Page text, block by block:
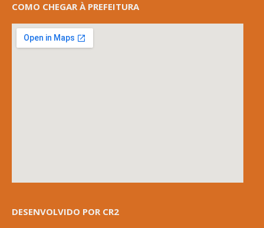
COMO CHEGAR À PREFEITURA
DESENVOLVIDO POR CR2